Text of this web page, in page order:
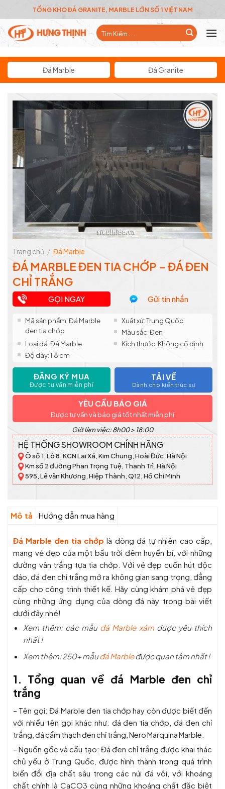
to
content
TỔNG KHO ĐÁ GRANITE, MARBLE LỚN SỐ 1 VIỆT NAM
Tìm
kiếm:
Đá Marble Đá Granite
Trang chủ / Đá Marble
ĐÁ MARBLE ĐEN TIA CHỚP – ĐÁ ĐEN
CHỈ TRẮNG
GỌI NGAY Gửi tin nhắn
Mã sản phẩm: Đá Marble
đen tia chớp
Xuất xứ: Trung Quốc
Màu sắc: Đen
Loại đá: Đá Marble
Kích thước: Không cố định
Độ dày: 1.8 cm
ĐĂNG KÝ MUA
Được tư vấn miễn phí
TẢI VỀ
Dành cho kiến trúc sư
YÊU CẦU BÁO GIÁ
Được tư vấn và báo giá tốt nhất miễn phí
Giờ làm việc: 8h00 > 18:00
HỆ THỐNG SHOWROOM CHÍNH HÃNG
Ô số 1, Lô 8, KCN Lai Xá, Kim Chung, Hoài Đức, Hà Nội
Km số 2 đường Phan Trọng Tuệ, Thanh Trì, Hà Nội
595, Lê văn Khương, Hiệp Thành, Q12, Hồ Chí Minh
Mô tả Hướng dẫn mua hàng
Đá Marble đen tia chớp là dòng đá tự nhiên cao cấp,
mang vẻ đẹp của một bầu trời đêm huyền bí, với những
đường vân trắng tựa tia chớp. Với vẻ đẹp cuốn hút độc
đáo, đá đen chỉ trắng mở ra không gian sang trọng, đẳng
cấp cho công trình thiết kế. Hãy cùng khám phá vẻ đẹp
cùng những ứng dụng của dòng đá này trong bài viết
dưới đây nhé!
Xem thêm: các mẫu đá Marble xámđược yêu thích
nhất !
Xem thêm: 250+ mẫuđá Marbleđược quan tâm nhất !
1. Tổng quan về đá Marble đen chỉ
trắng
– Tên gọi:Đá Marble đen tia chớp hay còn được biết đến
với nhiều tên gọi khác như: đá đen tia chớp, đá đen chỉ
trắng, đá cẩm thạch đen chỉ trắng, Nero Marquina Marble.
– Nguồn gốc và cấu tạo: Đá đen chỉ trắng được khai thác
chủ yếu ở Trung Quốc, được hình thành trong quá trình
biến đổi địa chất sâu trong các núi đá vôi, với khoáng
chất chính là CaCO3 cùng những khoáng chất đặc biệt